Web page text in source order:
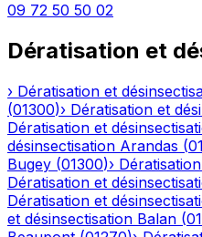
09 72 50 50 02
Dératisation et
› Dératisation et
(01300)› Dératisation et
Dératisation et
désinsectisation Arandas (
Bugey (01300)›
Dératisation et
Dératisation et
et désinsectisation Balan (